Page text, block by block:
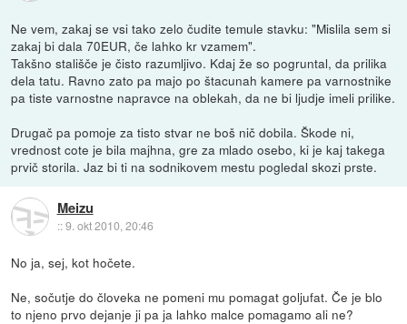
Ne vem, zakaj se vsi tako zelo čudite temule stavku: "Mislila sem si
zakaj bi dala 70EUR, če lahko kr vzamem".
Takšno stališče je čisto razumljivo. Kdaj že so pogruntal, da prilika
dela tatu. Ravno zato pa majo po štacunah kamere pa varnostnike
pa tiste varnostne napravce na oblekah, da ne bi ljudje imeli prilike.
Drugač pa pomoje za tisto stvar ne boš nič dobila. Škode ni,
vrednost cote je bila majhna, gre za mlado osebo, ki je kaj takega
prvič storila. Jaz bi ti na sodnikovem mestu pogledal skozi prste.
Meizu
::9. okt 2010, 20:46
No ja, sej, kot hočete.
Ne, sočutje do človeka ne pomeni mu pomagat goljufat. Če je blo
to njeno prvo dejanje ji pa ja lahko malce pomagamo ali ne?